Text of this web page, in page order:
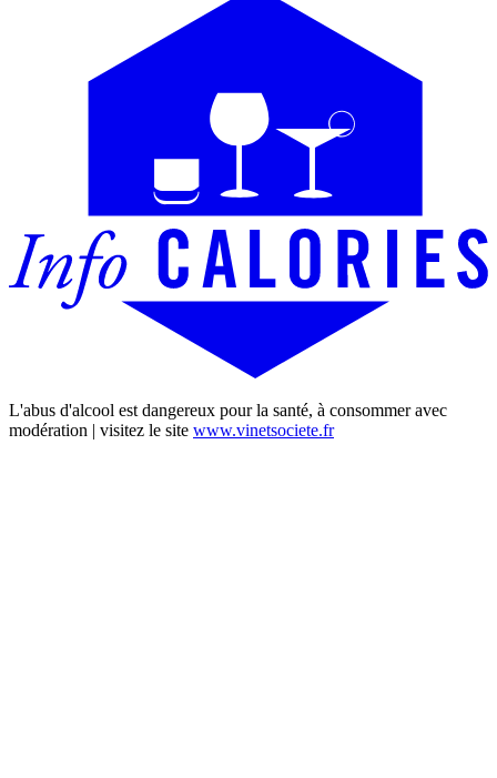
L'abus d'alcool est dangereux pour la santé, à consommer avec
modération | visitez le site www.vinetsociete.fr